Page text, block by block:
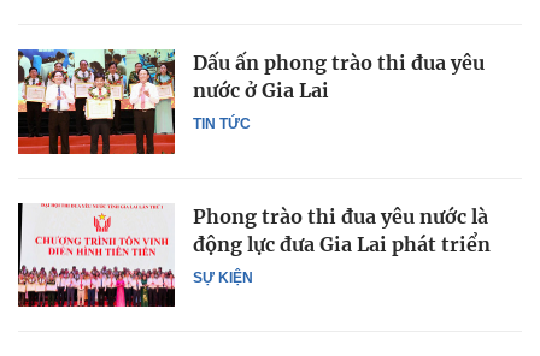
TIN TỨC
Dấu ấn phong trào thi đua yêu
nước ở Gia Lai
SỰ KIỆN
Phong trào thi đua yêu nước là
động lực đưa Gia Lai phát triển